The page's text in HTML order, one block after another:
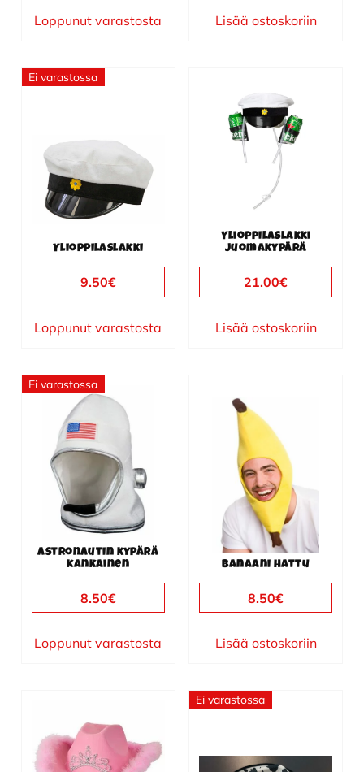
Loppunut varastosta Lisää ostoskoriin
Ei varastossa
Ylioppilaslakki
9.50€
Loppunut varastosta
Ylioppilaslakki
juomakypärä
21.00€
Lisää ostoskoriin
Ei varastossa
Astronautin kypärä
kankainen
8.50€
Loppunut varastosta
Banaani hattu
8.50€
Lisää ostoskoriin
Ei varastossa